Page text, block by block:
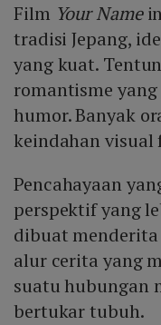
Film Your Name
tradisi Jepang,
yang kuat.
romantisme
humor. Banyak
keindahan
Pencahayaan
perspektif yang
dibuat
alur cerita yang
suatu hubungan
bertukar tubuh.